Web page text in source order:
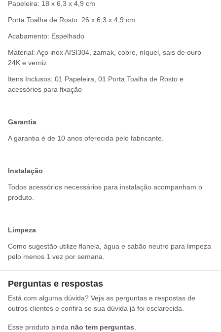
Papeleira: 18 x 6,3 x 4,9 cm
Porta Toalha de Rosto: 26 x 6,3 x 4,9 cm
Acabamento: Espelhado
Material: Aço inox AISI304, zamak, cobre, níquel, sais de ouro
24K e verniz
Itens Inclusos: 01 Papeleira, 01 Porta Toalha de Rosto e
acessórios para fixação
Garantia
A garantia é de 10 anos oferecida pelo fabricante.
Instalação
Todos acessórios necessários para instalação acompanham o
produto.
Limpeza
Como sugestão utilize flanela, água e sabão neutro para limpeza
pelo menos 1 vez por semana.
Perguntas e respostas
Está com alguma dúvida? Veja as perguntas e respostas de
outros clientes e confira se sua dúvida já foi esclarecida.
Esse produto ainda não tem perguntas